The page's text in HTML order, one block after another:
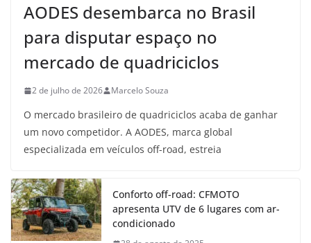
AODES desembarca no Brasil
para disputar espaço no
mercado de quadriciclos
2 de julho de 2026 Marcelo Souza
O mercado brasileiro de quadriciclos acaba de ganhar
um novo competidor. A AODES, marca global
especializada em veículos off-road, estreia
Conforto off-road: CFMOTO
apresenta UTV de 6 lugares com ar-
condicionado